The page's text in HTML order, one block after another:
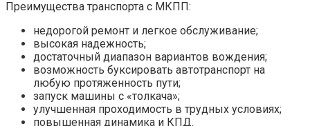
Преимущества транспорта с МКПП:
недорогой ремонт и легкое обслуживание;
высокая надежность;
достаточный диапазон вариантов вождения;
возможность буксировать автотранспорт на
любую протяженность пути;
запуск машины с «толкача»;
улучшенная проходимость в трудных условиях;
повышенная динамика и КПД.